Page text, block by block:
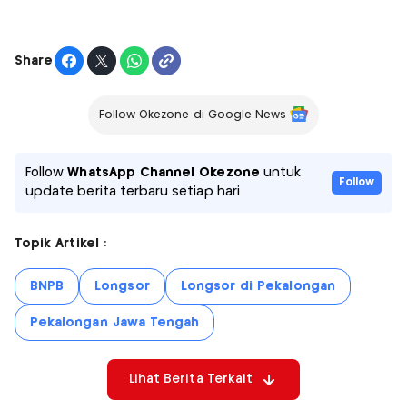
Share
Follow Okezone di Google News
FollowWhatsApp Channel Okezone untuk
update berita terbaru setiap hari
Follow
Topik Artikel :
BNPB Longsor Longsor di Pekalongan
Pekalongan Jawa Tengah
Lihat Berita Terkait